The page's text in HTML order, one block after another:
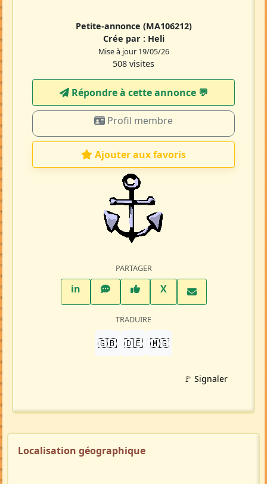
Petite-annonce (MA106212)
Crée par : Heli
Mise à jour 19/05/26
508 visites
Répondre à cette annonce 💬​
Profil membre
Ajouter aux favoris
PARTAGER
inLinkedInWhatsAppFacebook
XTwitter X
TRADUIRE
🇬🇧 🇩🇪 🇲🇬
🚩 Signaler
Localisation géographique